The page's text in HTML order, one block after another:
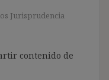
Jurisprudencia
contenido de